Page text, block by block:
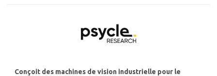
Conçoit des machines de vision industrielle pour le